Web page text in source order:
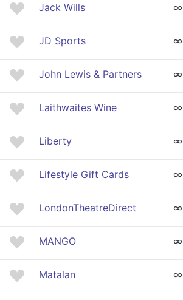
Jack Wills ∞
JD Sports ∞
John Lewis & Partners ∞
Laithwaites Wine ∞
Liberty ∞
Lifestyle Gift Cards ∞
LondonTheatreDirect ∞
MANGO ∞
Matalan ∞